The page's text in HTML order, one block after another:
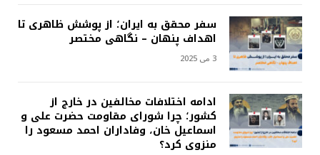
سفر محقق به ایران؛ از پوشش ظاهری تا
اهداف پنهان – نگاهی مختصر
3 می 2025
ادامه اختلافات مخالفین در خارج از
کشور؛ چرا شورای مقاومت حضرت علی و
اسماعیل خان، وفاداران احمد مسعود را
منزوی کرد؟